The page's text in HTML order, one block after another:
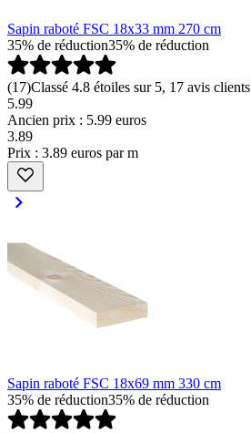
Sapin raboté FSC 18x33 mm 270 cm
35% de réduction35% de réduction
(17)Classé 4.8 étoiles sur 5, 17 avis clients
5.99
Ancien prix : 5.99 euros
3.89
Prix : 3.89 euros par m
Sapin raboté FSC 18x69 mm 330 cm
35% de réduction35% de réduction